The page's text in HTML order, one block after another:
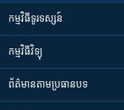
កម្មវិធី​ទូរទស្សន៍
កម្មវិធី​វិទ្យុ
ព័ត៌មាន​តាមប្រធានបទ​